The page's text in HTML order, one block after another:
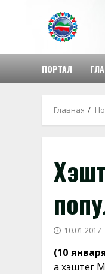
содержимому
ПОРТАЛ
Главная
10.01.2017
(10
а хэштег